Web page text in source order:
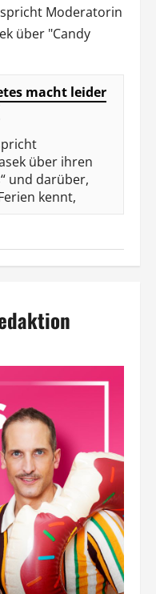
Moderatorin
über "Candy
macht leider
über ihren
und darüber,
kennt,